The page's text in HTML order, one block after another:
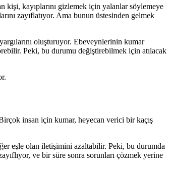
kişi, kayıplarını gizlemek için yalanlar söylemeye
zayıflatıyor. Ama bunun üstesinden gelmek
oluşturuyor. Ebeveynlerinin kumar
Peki, bu durumu değiştirebilmek için atılacak
insan için kumar, heyecan verici bir kaçış
eşle olan iletişimini azaltabilir. Peki, bu durumda
ve bir süre sonra sorunları çözmek yerine